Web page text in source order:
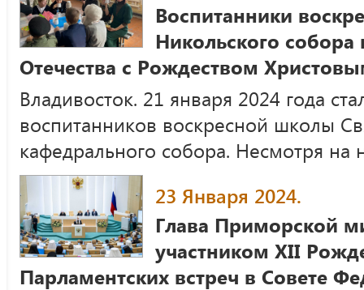
Воспитанники
Никольского
Отечества с Рождеством
Владивосток. 21 января 2024 года
воспитанников воскресной школы
кафедрального собора. Несмотря на
23 Января 2024.
Глава Приморской
участником XII
Парламентских встреч в Совете